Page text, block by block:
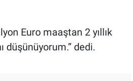
Euro maaştan 2 yıllık
düşünüyorum.” dedi.